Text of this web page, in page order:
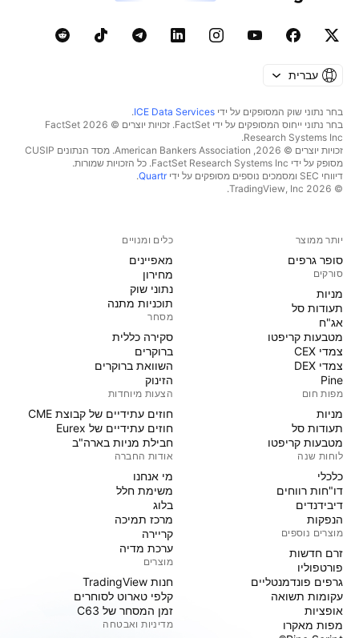
עברית
בחר נתוני שוק המסופקים על ידי ICE Data Services
.
בחר נתוני ייחוס המסופקים על ידי FactSet. זכויות יוצרים © 2026 ‏FactSet
Research Systems Inc.‏
זכויות יוצרים © 2026, ‏American Bankers Association. מסד הנתונים CUSIP
מסופק על ידי FactSet Research Systems Inc. כל הזכויות שמורות.
דיווחי SEC ומסמכים נוספים מסופקים על ידי
Quartr
.
© 2026 ‏TradingView, Inc.‏
יותר ממוצר
סופר גרפים
סורקים
מניות‏
תעודות סל
אג"ח
מטבעות קריפטו
צמדי CEX
צמדי DEX
Pine
מפות חום
מניות‏
תעודות סל
מטבעות קריפטו
לוחות שנה
כלכלי
דו"חות רווחים
דיבידנדים
הנפקות
מוצרים נוספים
זרם חדשות
פורטפוליו
גרפים פונדמנטליים
עקומות תשואה
אופציות
מפות מאקרו
כלים ומנויים
מאפיינים
מחירון
נתוני שוק
תוכניות מתנה
מסחר
סקירה כללית
ברוקרים
השוואת ברוקרים
הזינוק
הצעות מיוחדות
חוזים עתידיים של קבוצת CME
חוזים עתידיים של Eurex
חבילת מניות בארה"ב
אודות החברה
מי אנחנו
משימת חלל
בלוג
מרכז תמיכה
קריירה
ערכת מדיה
מוצרים
חנות TradingView
קלפי טארוט לסוחרים
זמן המסחר של C63
מדיניות ואבטחה